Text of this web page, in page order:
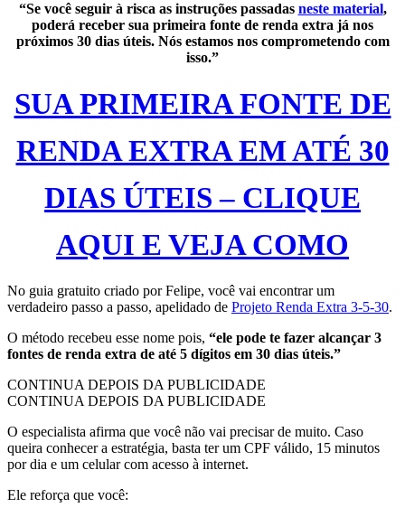
“Se você seguir à risca as instruções passadas neste material,
poderá receber sua primeira fonte de renda extra já nos
próximos 30 dias úteis. Nós estamos nos comprometendo com
isso.”
SUA PRIMEIRA FONTE DE
RENDA EXTRA EM ATÉ 30
DIAS ÚTEIS – CLIQUE
AQUI E VEJA COMO
No guia gratuito criado por Felipe, você vai encontrar um
verdadeiro passo a passo, apelidado de Projeto Renda Extra 3-5-30.
O método recebeu esse nome pois, “ele pode te fazer alcançar 3
fontes de renda extra de até 5 dígitos em 30 dias úteis.”
CONTINUA DEPOIS DA PUBLICIDADE
CONTINUA DEPOIS DA PUBLICIDADE
O especialista afirma que você não vai precisar de muito. Caso
queira conhecer a estratégia, basta ter um CPF válido, 15 minutos
por dia e um celular com acesso à internet.
Ele reforça que você: